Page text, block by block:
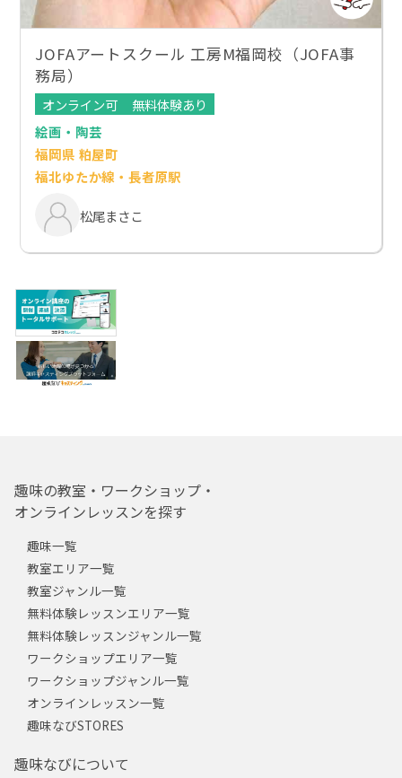
JOFAアートスクール 工房M福岡校（JOFA事
務局）
オンライン可
無料体験あり
絵画・陶芸
福岡県 粕屋町
福北ゆたか線・長者原駅
松尾まさこ
趣味の教室・ワークショップ・
オンラインレッスンを探す
趣味一覧
教室エリア一覧
教室ジャンル一覧
無料体験レッスンエリア一覧
無料体験レッスンジャンル一覧
ワークショップエリア一覧
ワークショップジャンル一覧
オンラインレッスン一覧
趣味なびSTORES
趣味なびについて